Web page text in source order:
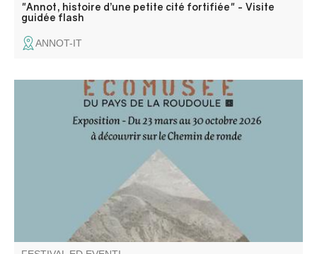
"Annot, histoire d’une petite cité fortifiée" - Visite
guidée flash
ANNOT-IT
Pour la saison 2026, le bastion de la Portette accueille
l'exposition de l'Ecomusée de la Roudoule : "Haut-Pays :
Pays de l'eau"